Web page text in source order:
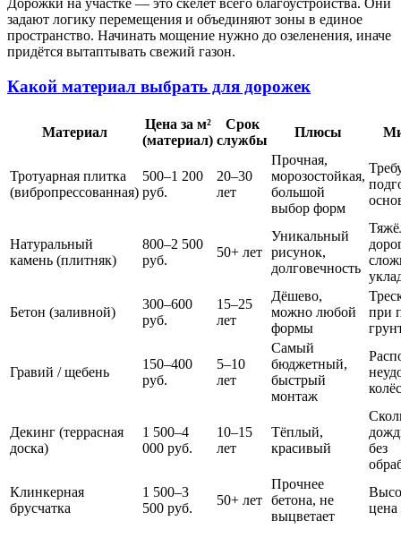
Дорожки на участке — это скелет всего благоустройства. Они
задают логику перемещения и объединяют зоны в единое
пространство. Начинать мощение нужно до озеленения, иначе
придётся вытаптывать свежий газон.
Какой материал выбрать для дорожек
Материал
Цена за м²
(материал)
Срок
службы
Плюсы
Тротуарная плитка
(вибропрессованная)
500–1 200
руб.
20–30
лет
Прочная,
морозостойкая,
большой
выбор форм
Натуральный
камень (плитняк)
800–2 500
руб.
50+ лет
Уникальный
рисунок,
долговечность
Бетон (заливной)
300–600
руб.
15–25
лет
Дёшево,
можно любой
формы
при
Гравий / щебень
150–400
руб.
5–10
лет
Самый
бюджетный,
быстрый
монтаж
колёс
Декинг (террасная
доска)
1 500–4
000 руб.
10–15
лет
Тёплый,
красивый
без
Клинкерная
брусчатка
1 500–3
500 руб.
50+ лет
Прочнее
бетона, не
выцветает
цена